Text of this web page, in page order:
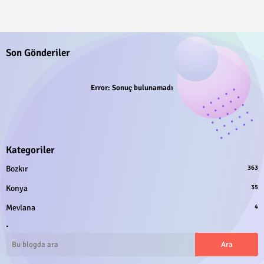
Son Gönderiler
Error: Sonuç bulunamadı
Kategoriler
Bozkır 363
Konya 35
Mevlana 4
.